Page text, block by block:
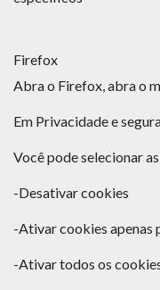
Firefox
Abra o Firefox, abra o
Em Privacidade e
Você pode selecionar
-Desativar cookies
-Ativar cookies apenas
-Ativar todos os